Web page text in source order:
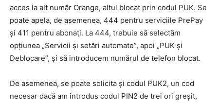
acces la alt număr Orange, altul blocat prin codul PUK. Se
poate apela, de asemenea, 444 pentru serviciile PrePay
și 411 pentru abonați. La 444, trebuie să selectăm
opțiunea „Servicii și setări automate”, apoi „PUK și
Deblocare”, și să introducem numărul de telefon blocat.
De asemenea, se poate solicita și codul PUK2, un cod
necesar dacă am introdus codul PIN2 de trei ori greșit,